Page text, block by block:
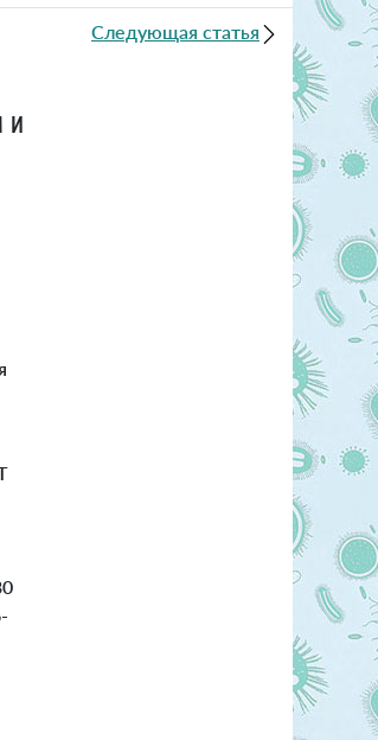
Следующая статья
и